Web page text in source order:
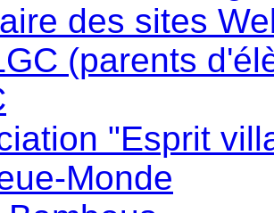
des sites
(parents
"Esprit
Monde